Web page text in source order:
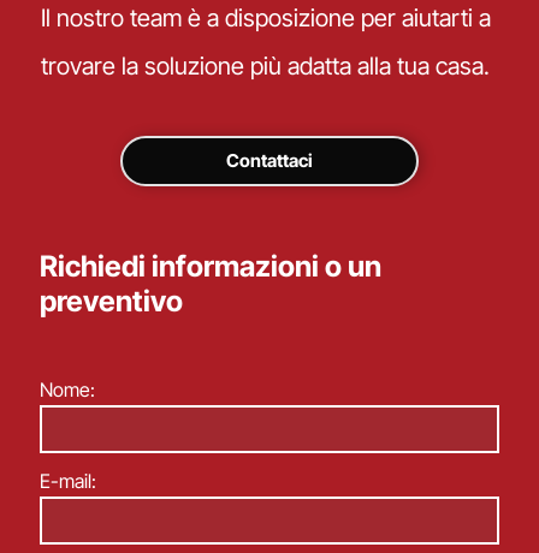
Il nostro team è a disposizione per aiutarti a
trovare la soluzione più adatta alla tua casa.
Contattaci
Richiedi informazioni o un
preventivo
Nome:
E-mail: